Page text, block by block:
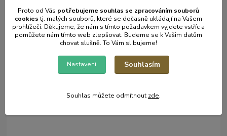
01.08.2026
💥 Stali jsme se přímým dovozcem hliníkových žebřů a
Proto od Vás potřebujeme souhlas se zpracováním souborů
cookiestj. malých souborů, které se dočasně ukládají na Vašem
prohlížeči. Děkujeme, že nám s tímto požadavkem vyjdete vstříc a
pomůžete nám tímto web zlepšovat. Budeme se k Vašim datům
chovat slušně. To Vám slibujeme!
Nastavení Souhlasím
Souhlas můžete odmítnout zde.